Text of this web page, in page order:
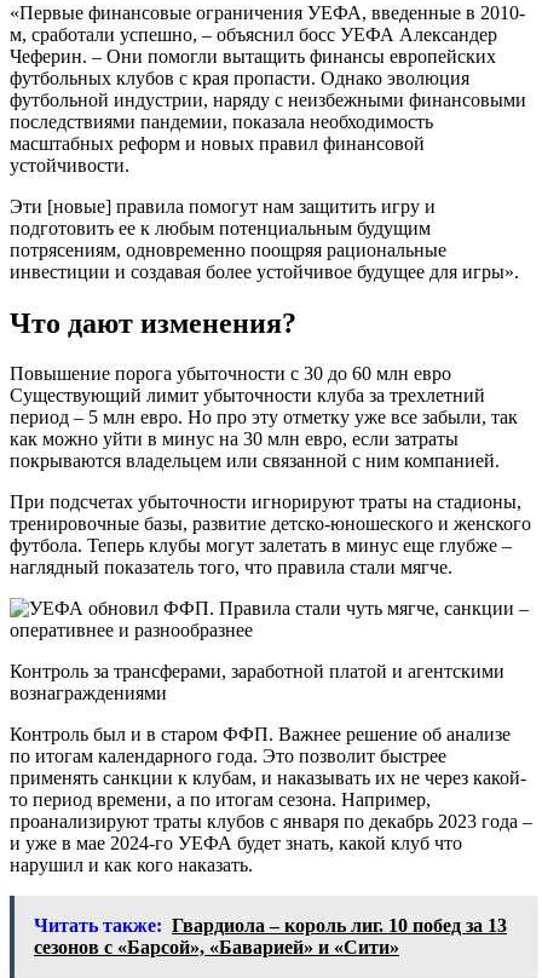
«Первые финансовые ограничения УЕФА, введенные в 2010-
м, сработали успешно, – объяснил босс УЕФА Александер
Чеферин. – Они помогли вытащить финансы европейских
футбольных клубов с края пропасти. Однако эволюция
футбольной индустрии, наряду с неизбежными финансовыми
последствиями пандемии, показала необходимость
масштабных реформ и новых правил финансовой
устойчивости.
Эти [новые] правила помогут нам защитить игру и
подготовить ее к любым потенциальным будущим
потрясениям, одновременно поощряя рациональные
инвестиции и создавая более устойчивое будущее для игры».
Что дают изменения?
Повышение порога убыточности с 30 до 60 млн евро
Существующий лимит убыточности клуба за трехлетний
период – 5 млн евро. Но про эту отметку уже все забыли, так
как можно уйти в минус на 30 млн евро, если затраты
покрываются владельцем или связанной с ним компанией.
При подсчетах убыточности игнорируют траты на стадионы,
тренировочные базы, развитие детско-юношеского и женского
футбола. Теперь клубы могут залетать в минус еще глубже –
наглядный показатель того, что правила стали мягче.
Контроль за трансферами, заработной платой и агентскими
вознаграждениями
Контроль был и в старом ФФП. Важнее решение об анализе
по итогам календарного года. Это позволит быстрее
применять санкции к клубам, и наказывать их не через какой-
то период времени, а по итогам сезона. Например,
проанализируют траты клубов с января по декабрь 2023 года –
и уже в мае 2024-го УЕФА будет знать, какой клуб что
нарушил и как кого наказать.
Читать также: Гвардиола – король лиг. 10 побед за 13
сезонов с «Барсой», «Баварией» и «Сити»